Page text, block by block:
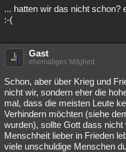
... hatten wir das nicht schon?
:-(
Gast
ehemaliges Mitglied
Schon, aber über Krieg und
nicht wir, sondern eher die
mal, dass die meisten Leute
Verhindern möchten (siehe
wurden), sollte Gott dass
Menschheit lieber in Frieden
viele unschuldige Menschen